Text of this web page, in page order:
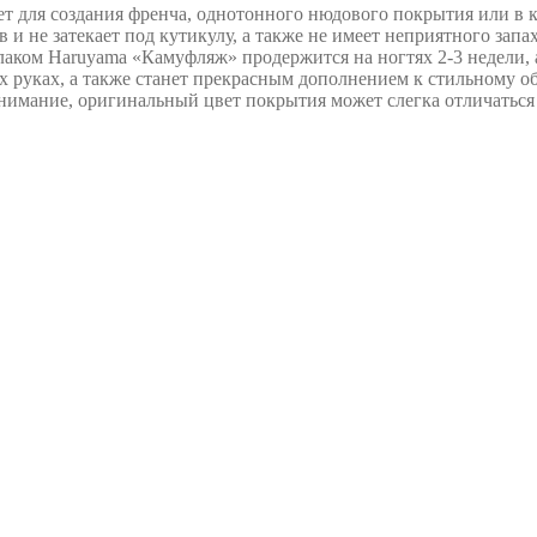
для создания френча, однотонного нюдового покрытия или в
не затекает под кутикулу, а также не имеет неприятного
Haruyama «Камуфляж» продержится на ногтях 2-3
а также станет прекрасным дополнением к стильному
оригинальный цвет покрытия может слегка